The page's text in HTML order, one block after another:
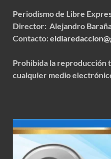
Periodismo de Libre
Director: Alejandro
Contacto:
Prohibida la reproducción
cualquier medio